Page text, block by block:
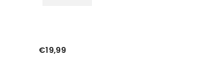
Titolo
Del
€19,99